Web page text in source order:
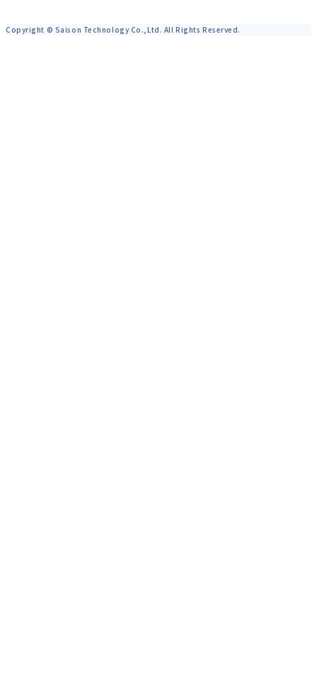
Copyright © Saison Technology Co.,Ltd. All Rights Reserved.